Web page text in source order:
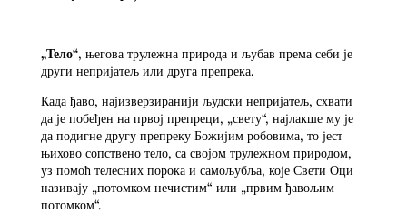
„Тело“, његова трулежна природа и љубав према себи је
други непријатељ или друга препрека.
Када ђаво, најизверзиранији људски непријатељ, схвати
да је побеђен на првој препреци, „свету“, најлакше му је
да подигне другу препреку Божијим робовима, то јест
њихово сопствено тело, са својом трулежном природом,
уз помоћ телесних порока и самољубља, које Свети Оци
називају „потомком нечистим“ или „првим ђавољим
потомком“.